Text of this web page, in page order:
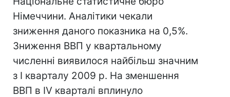
Німеччини. Аналітики чекали
зниження даного показника на 0,5%.
Зниження ВВП у квартальному
численні виявилося найбільш значним
з I кварталу 2009 р. На зменшення
ВВП в IV кварталі вплинуло